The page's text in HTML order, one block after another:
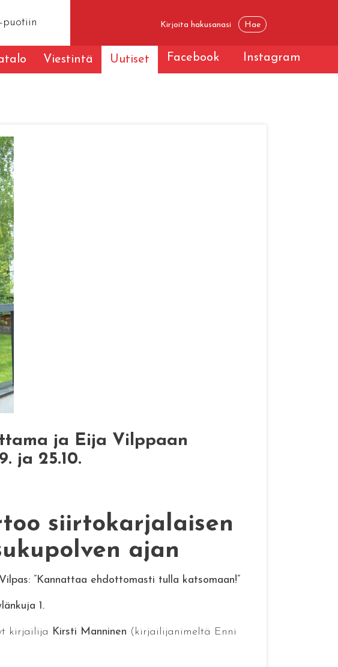
puotiin
Viestintä Uutiset Facebook Instagram
ja Eija Vilppaan
ja 25.10.
siirtokarjalaisen
ajan
”Kannattaa ehdottomasti tulla katsomaan!”
1.
kirjailija Kirsti Manninen (kirjailijanimeltä Enni